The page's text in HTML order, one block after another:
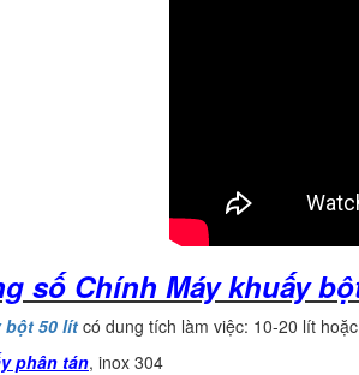
số Chính Máy khuấy
bột 50 lít có dung tích làm việc: 10-20 lít
phân tán, inox 304